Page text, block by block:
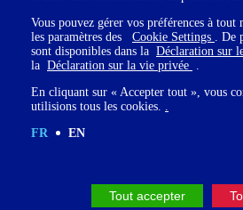
Vous pouvez gérer vos préférences à
les paramètres des Cookie Settings . De
sont disponibles dans la Déclaration sur
la Déclaration sur la vie privée .
En cliquant sur « Accepter tout », vous
utilisions tous les cookies. .
FR
EN
Tout accepter